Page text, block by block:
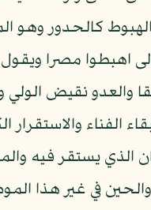
كالحدور
اهبطوا مصرا ويقول
نقيض الولي
الفناء
يستقر فيه
في غير هذا